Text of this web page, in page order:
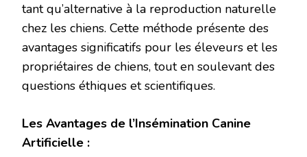
tant qu’alternative à la reproduction naturelle
chez les chiens. Cette méthode présente des
avantages significatifs pour les éleveurs et les
propriétaires de chiens, tout en soulevant des
questions éthiques et scientifiques.
Les Avantages de l’Insémination Canine
Artificielle :